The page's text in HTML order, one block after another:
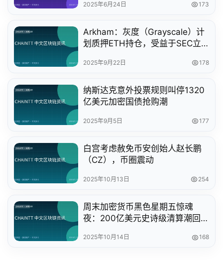
2025年6月24日 173
Arkham：灰度（Grayscale）计
划质押ETH持仓，受益于SEC立
2025年9月22日 178
纳斯达克意外投票规则叫停1320
亿美元加密国债抢购潮
2025年9月5日 177
白宫考虑赦免币安创始人赵长鹏
（CZ），币圈震动
2025年10月13日 254
周末加密货币黑色星期五惊魂
夜：200亿美元史诗级清算潮回
2025年10月14日 168